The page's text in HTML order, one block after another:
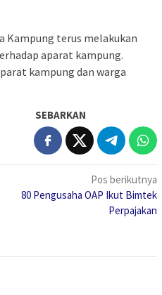
Kampung terus melakukan
aparat kampung.
kampung dan warga
SEBARKAN
Pos berikutnya
80 Pengusaha OAP Ikut Bimtek
Perpajakan